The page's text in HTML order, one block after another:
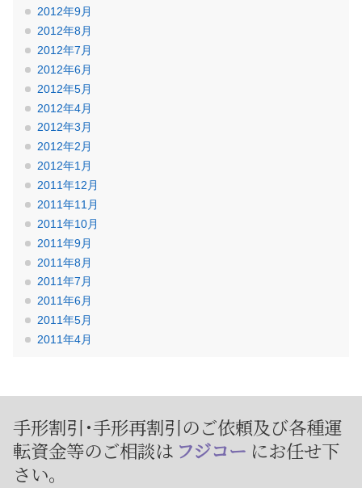
2012年9月
2012年8月
2012年7月
2012年6月
2012年5月
2012年4月
2012年3月
2012年2月
2012年1月
2011年12月
2011年11月
2011年10月
2011年9月
2011年8月
2011年7月
2011年6月
2011年5月
2011年4月
手形割引･手形再割引のご依頼及び各種運
転資金等のご相談は フジコー にお任せ下
さい。